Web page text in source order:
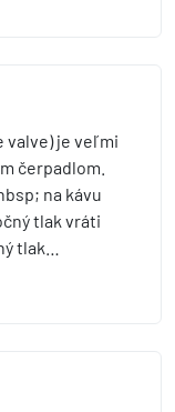
valve) je veľmi
čerpadlom.
na kávu
tlak vráti
tlak…